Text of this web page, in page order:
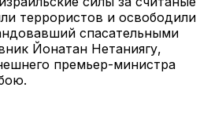
террористов и освободили
спасательными
Йонатан Нетаниягу,
премьер-министра